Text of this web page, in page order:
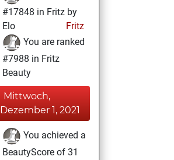
#17848 in Fritz by
Elo
Fritz
You are ranked
#7988 in Fritz
Beauty
Mittwoch,
Dezember 1, 2021
You achieved a
BeautyScore of 31